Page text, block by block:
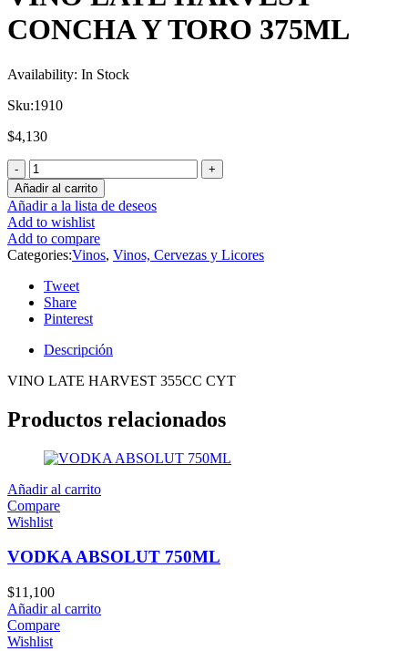
CONCHA Y TORO 375ML
Availability: In Stock
Sku:1910
$4,130
Añadir al carrito
Añadir a la lista de deseos
Add to wishlist
Add to compare
Categories:Vinos, Vinos, Cervezas y Licores
Tweet
Share
Pinterest
Descripción
VINO LATE HARVEST 355CC CYT
Productos relacionados
Añadir al carrito
Compare
Wishlist
VODKA ABSOLUT 750ML
$11,100
Añadir al carrito
Compare
Wishlist